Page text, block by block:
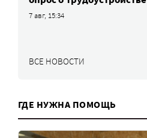
7 авг, 15:34
ВСЕ НОВОСТИ
ГДЕ НУЖНА ПОМОЩЬ